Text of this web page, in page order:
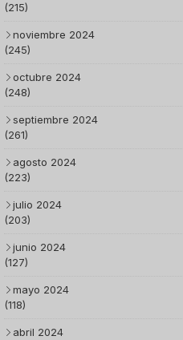
(215)
noviembre 2024
(245)
octubre 2024
(248)
septiembre 2024
(261)
agosto 2024
(223)
julio 2024
(203)
junio 2024
(127)
mayo 2024
(118)
abril 2024